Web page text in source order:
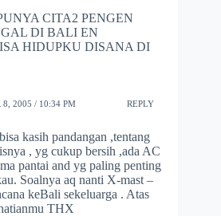
CITA2 PENGEN
DI BALI EN
HIDUPKU DISANA DI
8, 2005 / 10:34 PM REPLY
kasih pandangan ,tentang
, yg cukup bersih ,ada AC
pantai and yg paling penting
Soalnya aq nanti X-mast –
keBali sekeluarga . Atas
THX